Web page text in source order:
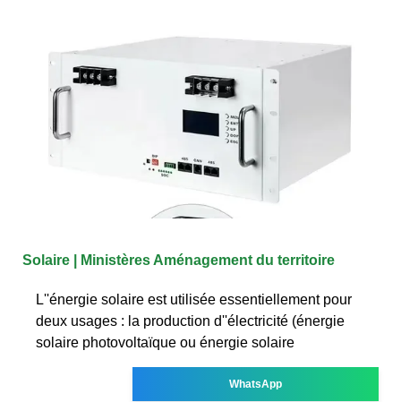
Solaire | Ministères Aménagement du territoire
L''énergie solaire est utilisée essentiellement pour
deux usages : la production d''électricité (énergie
solaire photovoltaïque ou énergie solaire
WhatsApp